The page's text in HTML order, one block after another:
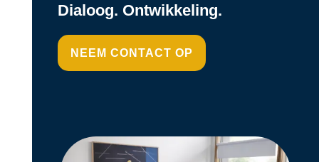
Dialoog. Ontwikkeling.
NEEM CONTACT OP